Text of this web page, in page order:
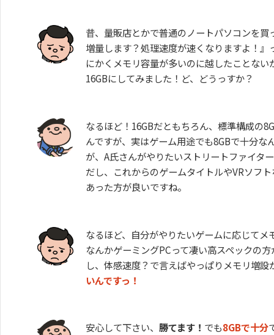
昔、量販店とかで普通のノートパソコンを買
増量します？処理速度が速くなりますよ！』
にかくメモリ容量が多いのに越したことない
16GBにしてみました！ど、どうっすか？
なるほど！16GBだともちろん、標準構成の
んですが、実はゲーム用途でも8GBで十分な
が、A氏さんがやりたいストリートファイタ
だし、これからのゲームタイトルやVRソフ
あった方が良いですね。
なるほど、自分がやりたいゲームに応じてメ
なんかゲーミングPCって凄い高スペックの
し、体感速度？で言えばやっぱりメモリ増
いんですっ！
安心して下さい、 勝てます！ でも8GBで十分